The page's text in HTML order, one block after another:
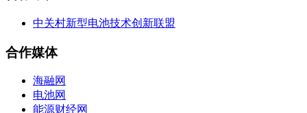
中关村新型电池技术创新联盟
合作媒体
海融网
电池网
能源财经网